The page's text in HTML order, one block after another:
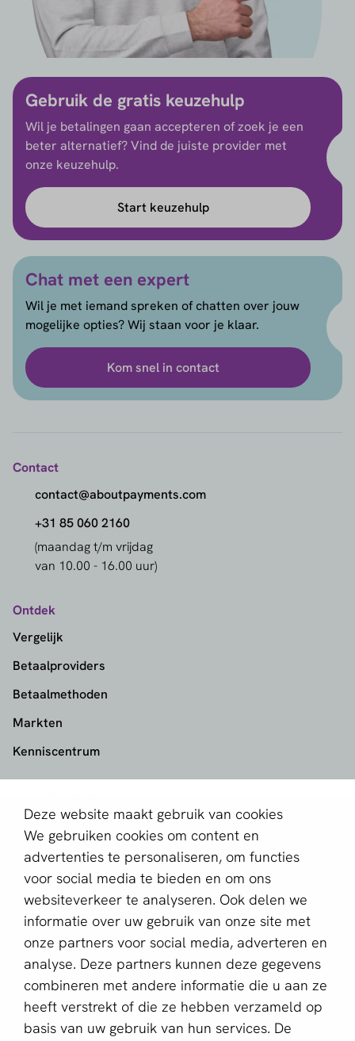
Deze website maakt gebruik van cookies
We gebruiken cookies om content en
advertenties te personaliseren, om functies
voor social media te bieden en om ons
websiteverkeer te analyseren. Ook delen we
informatie over uw gebruik van onze site met
onze partners voor social media, adverteren en
analyse. Deze partners kunnen deze gegevens
combineren met andere informatie die u aan ze
heeft verstrekt of die ze hebben verzameld op
basis van uw gebruik van hun services. De
Gebruik de gratis keuzehulp
Wil je betalingen gaan accepteren of zoek je een
beter alternatief? Vind de juiste provider met
onze keuzehulp.
Start keuzehulp
Chat met een expert
Wil je met iemand spreken of chatten over jouw
mogelijke opties? Wij staan voor je klaar.
Kom snel in contact
Contact
contact@aboutpayments.com
+31 85 060 2160
(maandag t/m vrijdag
van 10.00 - 16.00 uur)
Ontdek
Vergelijk
Betaalproviders
Betaalmethoden
Markten
Kenniscentrum
Contact
Over ons
Partner worden
Schrijf je in voor de nieuwsbrief
E-mailadres *
Deze website wordt beschermd door reCAPTCHA en het